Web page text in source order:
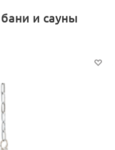
и сауны